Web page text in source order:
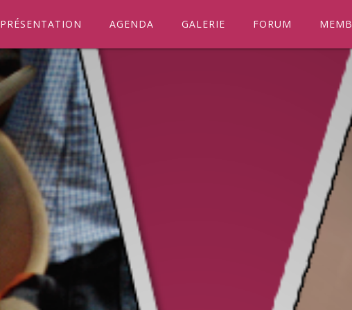
PRÉSENTATION AGENDA GALERIE FORUM